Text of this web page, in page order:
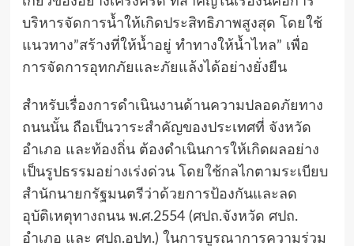
บริหารจัดการน้ำให้เกิดประสิทธิภาพสูงสุด โดยใช้
แนวทาง”สร้างที่ให้น้ำอยู่ ทำทางให้น้ำไหล” เพื่อ
การจัดการอุทกภัยและภัยแล้งได้อย่างยั่งยืน
สำหรับเรื่องการดำเนินงานด้านความปลอดภัยทาง
ถนนนั้น ถือเป็นวาระสำคัญของประเทศที่ จังหวัด
อำเภอ และท้องถิ่น ต้องดำเนินการให้เกิดผลอย่าง
เป็นรูปธรรมอย่างเร่งด่วน โดยใช้กลไกตามระเบียบ
สำนักนายกรัฐมนตรีว่าด้วยการป้องกันและลด
อุบัติเหตุทางถนน พ.ศ.2554 (ศปถ.จังหวัด ศปถ.
อำเภอ และ ศปถ.อปท.) ในการบูรณาการความร่วม